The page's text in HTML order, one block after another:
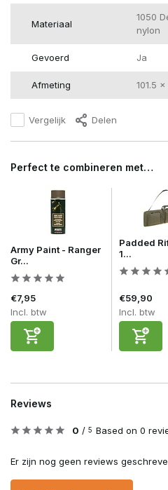
Materiaal
1050
nylon
Gevoerd Ja
Afmeting 101.5
Vergelijk Delen
Perfect te combineren met…
Army Paint - Ranger
Gr...
€7,95
Incl. btw
Padded
1...
€59,90
Incl. btw
Reviews
0 / 5 Based on 0
Er zijn nog geen reviews